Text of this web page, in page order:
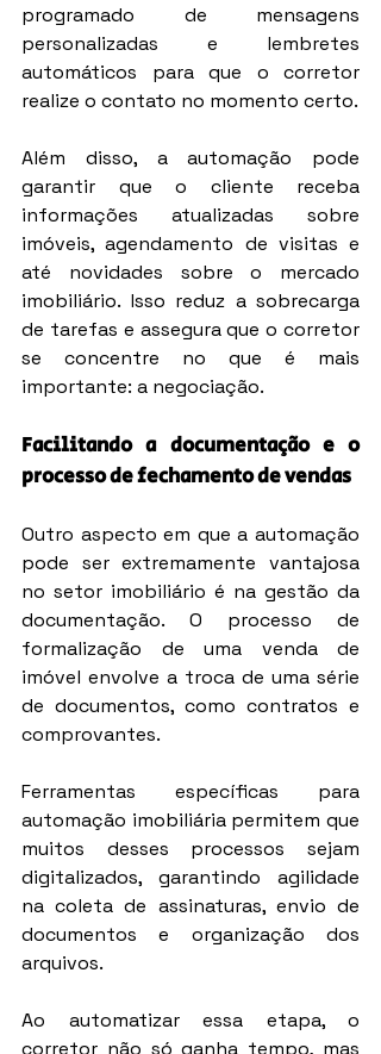
programado de mensagens
personalizadas e lembretes
automáticos para que o corretor
realize o contato no momento certo.
Além disso, a automação pode
garantir que o cliente receba
informações atualizadas sobre
imóveis, agendamento de visitas e
até novidades sobre o mercado
imobiliário. Isso reduz a sobrecarga
de tarefas e assegura que o corretor
se concentre no que é mais
importante: a negociação.
Facilitando a documentação e o
processo de fechamento de vendas
Outro aspecto em que a automação
pode ser extremamente vantajosa
no setor imobiliário é na gestão da
documentação. O processo de
formalização de uma venda de
imóvel envolve a troca de uma série
de documentos, como contratos e
comprovantes.
Ferramentas específicas para
automação imobiliária permitem que
muitos desses processos sejam
digitalizados, garantindo agilidade
na coleta de assinaturas, envio de
documentos e organização dos
arquivos.
Ao automatizar essa etapa, o
corretor não só ganha tempo, mas